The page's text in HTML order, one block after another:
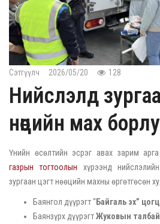
Сэтгүүлч 2026/05/20 128
Нийслэлд
нөөцийн мах
Үнийн өсөлтийн эсрэг авах зарим
газрын тогтоолын хүрээнд
зургаан цэгт нөөцийн махны өргөтгөсөн
Баянгол дүүрэгт “Байгаль эх”
Баянзүрх дүүрэгтЖуковын